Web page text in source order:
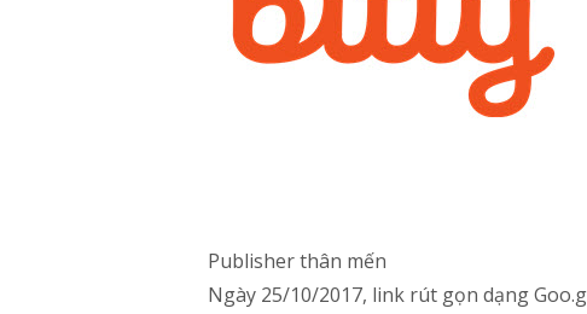
Publisher thân mến
Ngày 25/10/2017, link rút gọn dạng